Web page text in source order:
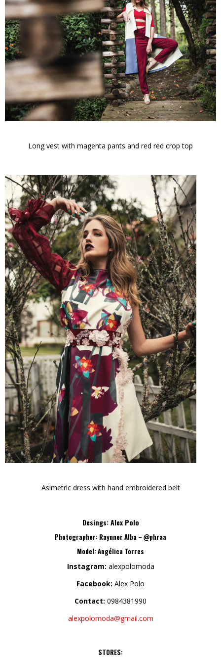
Long vest with magenta pants and red red crop top
Asimetric dress with hand embroidered belt
Desings:Alex Polo
Photographer: Raynner Alba – @phraa
Model:Angélica Torres
Instagram: alexpolomoda
Facebook: Alex Polo
Contact: 0984381990
alexpolomoda@gmail.com
STORES: